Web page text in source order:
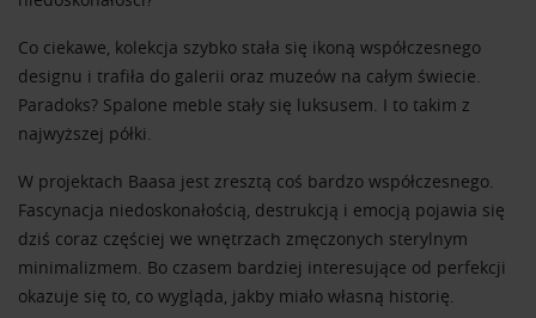
Co ciekawe, kolekcja szybko stała się ikoną współczesnego
designu i trafiła do galerii oraz muzeów na całym świecie.
Paradoks? Spalone meble stały się luksusem. I to takim z
najwyższej półki.
W projektach Baasa jest zresztą coś bardzo współczesnego.
Fascynacja niedoskonałością, destrukcją i emocją pojawia się
dziś coraz częściej we wnętrzach zmęczonych sterylnym
minimalizmem. Bo czasem bardziej interesujące od perfekcji
okazuje się to, co wygląda, jakby miało własną historię.